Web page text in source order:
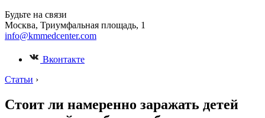
Будьте на связи
Москва, Триумфальная площадь, 1
info@kmmedcenter.com
Вконтакте
Статьи ›
Стоит ли намеренно заражать детей